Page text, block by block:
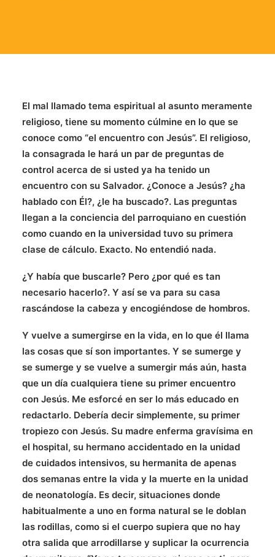
El mal llamado tema espiritual al asunto meramente
religioso, tiene su momento cúlmine en lo que se
conoce como “el encuentro con Jesús”. El religioso,
la consagrada le hará un par de preguntas de
control acerca de si usted ya ha tenido un
encuentro con su Salvador. ¿Conoce a Jesús? ¿ha
hablado con Él?, ¿le ha buscado?. Las preguntas
llegan a la conciencia del parroquiano en cuestión
como cuando en la universidad tuvo su primera
clase de cálculo. Exacto. No entendió nada.
¿Y había que buscarle? Pero ¿por qué es tan
necesario hacerlo?. Y así se va para su casa
rascándose la cabeza y encogiéndose de hombros.
Y vuelve a sumergirse en la vida, en lo que él llama
las cosas que sí son importantes. Y se sumerge y
se sumerge y se vuelve a sumergir más aún, hasta
que un día cualquiera tiene su primer encuentro
con Jesús. Me esforcé en ser lo más educado en
redactarlo. Debería decir simplemente, su primer
tropiezo con Jesús. Su madre enferma gravísima en
el hospital, su hermano accidentado en la unidad
de cuidados intensivos, su hermanita de apenas
dos semanas entre la vida y la muerte en la unidad
de neonatología. Es decir, situaciones donde
habitualmente a uno en forma natural se le doblan
las rodillas, como si el cuerpo supiera que no hay
otra salida que arrodillarse y suplicar la ocurrencia